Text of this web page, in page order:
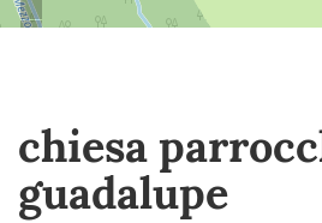
chiesa
guadalupe